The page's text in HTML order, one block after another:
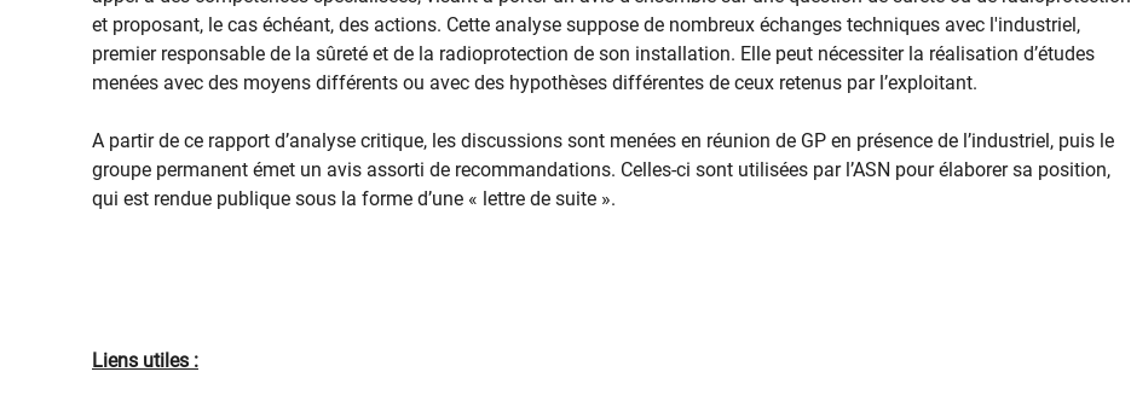
et proposant, le cas échéant, des actions. Cette analyse suppose de nombreux échanges techniques avec l'industriel,
premier responsable de la sûreté et de la radioprotection de son installation. Elle peut nécessiter la réalisation d’études
menées avec des moyens différents ou avec des hypothèses différentes de ceux retenus par l’exploitant.
A partir de ce rapport d’analyse critique, les discussions sont menées en réunion de GP en présence de l’industriel, puis le
groupe permanent émet un avis assorti de recommandations. Celles-ci sont utilisées par l’ASN pour élaborer sa position,
qui est rendue publique sous la forme d’une « lettre de suite ».
Liens utiles :